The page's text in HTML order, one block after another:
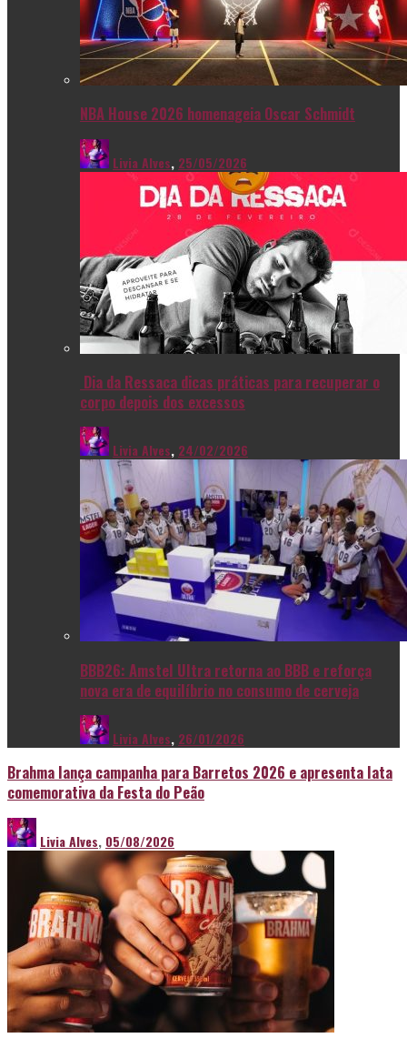
NBA House 2026 homenageia Oscar Schmidt
Livia Alves, 25/05/2026
Dia da Ressaca dicas práticas para recuperar o
corpo depois dos excessos
Livia Alves, 24/02/2026
BBB26: Amstel Ultra retorna ao BBB e reforça
nova era de equilíbrio no consumo de cerveja
Livia Alves, 26/01/2026
Brahma lança campanha para Barretos 2026 e apresenta lata
comemorativa da Festa do Peão
Livia Alves, 05/08/2026